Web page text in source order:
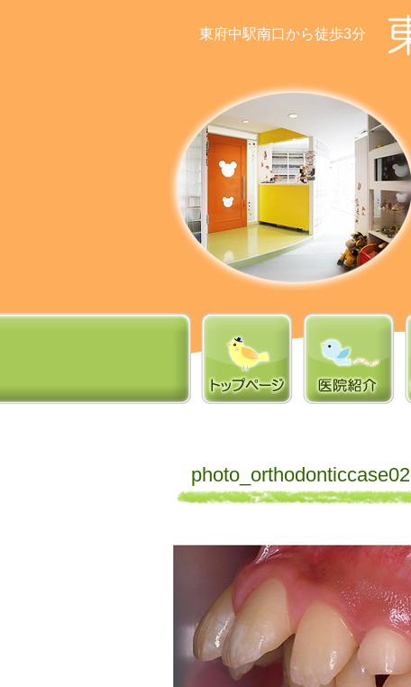
東府中駅南口から徒歩3分
photo_orthodonticcase02